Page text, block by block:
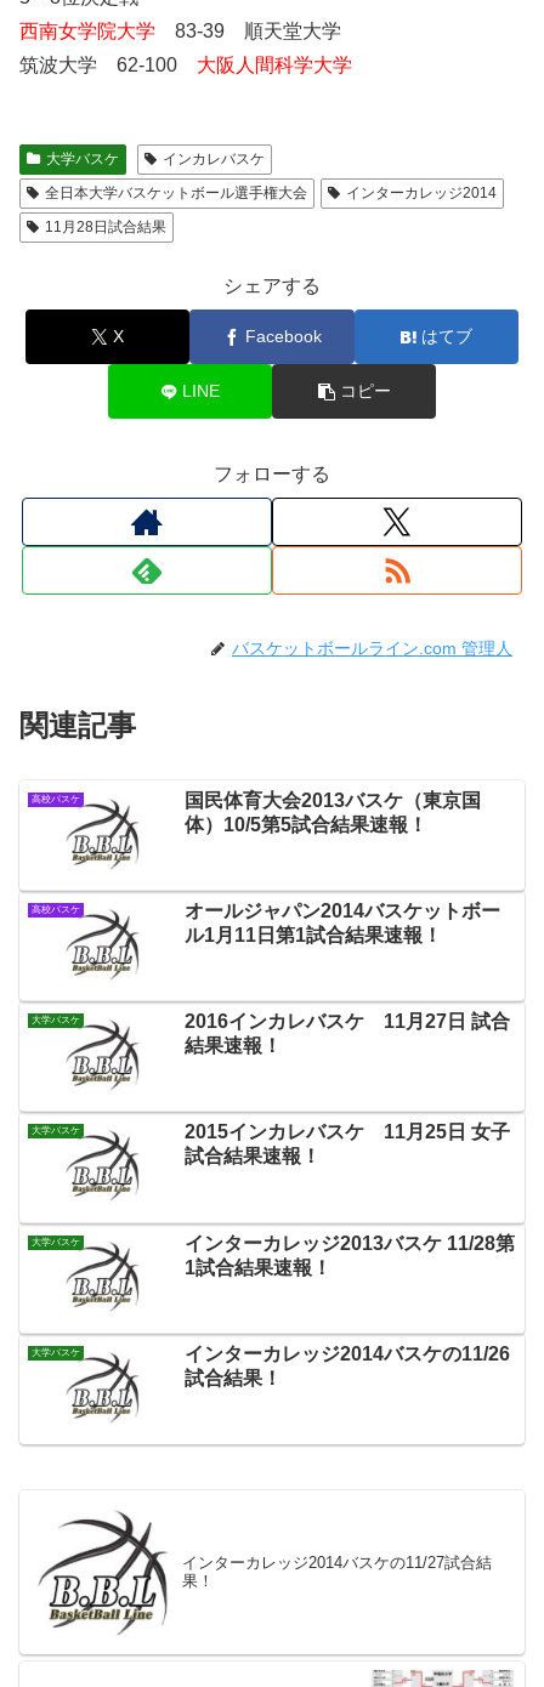
西南女学院大学 83-39 順天堂大学
筑波大学 62-100 大阪人間科学大学
大学バスケ
インカレバスケ
全日本大学バスケットボール選手権大会
インターカレッジ2014
11月28日試合結果
シェアする
X Facebook はてブ
LINE コピー
フォローする
バスケットボールライン.com 管理人
関連記事
高校バスケ
国民体育大会2013バスケ（東京国
体）10/5第5試合結果速報！
高校バスケ
オールジャパン2014バスケットボー
ル1月11日第1試合結果速報！
大学バスケ
2016インカレバスケ 11月27日 試合
結果速報！
大学バスケ
2015インカレバスケ 11月25日 女子
試合結果速報！
大学バスケ
インターカレッジ2013バスケ 11/28第
1試合結果速報！
大学バスケ
インターカレッジ2014バスケの11/26
試合結果！
インターカレッジ2014バスケの11/27試合結
果！